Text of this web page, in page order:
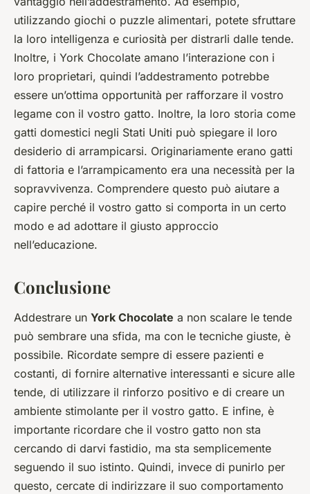
utilizzando giochi o puzzle alimentari, potete sfruttare
la loro intelligenza e curiosità per distrarli dalle tende.
Inoltre, i York Chocolate amano l’interazione con i
loro proprietari, quindi l’addestramento potrebbe
essere un’ottima opportunità per rafforzare il vostro
legame con il vostro gatto. Inoltre, la loro storia come
gatti domestici negli Stati Uniti può spiegare il loro
desiderio di arrampicarsi. Originariamente erano gatti
di fattoria e l’arrampicamento era una necessità per la
sopravvivenza. Comprendere questo può aiutare a
capire perché il vostro gatto si comporta in un certo
modo e ad adottare il giusto approccio
nell’educazione.
Conclusione
Addestrare un York Chocolate a non scalare le tende
può sembrare una sfida, ma con le tecniche giuste, è
possibile. Ricordate sempre di essere pazienti e
costanti, di fornire alternative interessanti e sicure alle
tende, di utilizzare il rinforzo positivo e di creare un
ambiente stimolante per il vostro gatto. E infine, è
importante ricordare che il vostro gatto non sta
cercando di darvi fastidio, ma sta semplicemente
seguendo il suo istinto. Quindi, invece di punirlo per
questo, cercate di indirizzare il suo comportamento